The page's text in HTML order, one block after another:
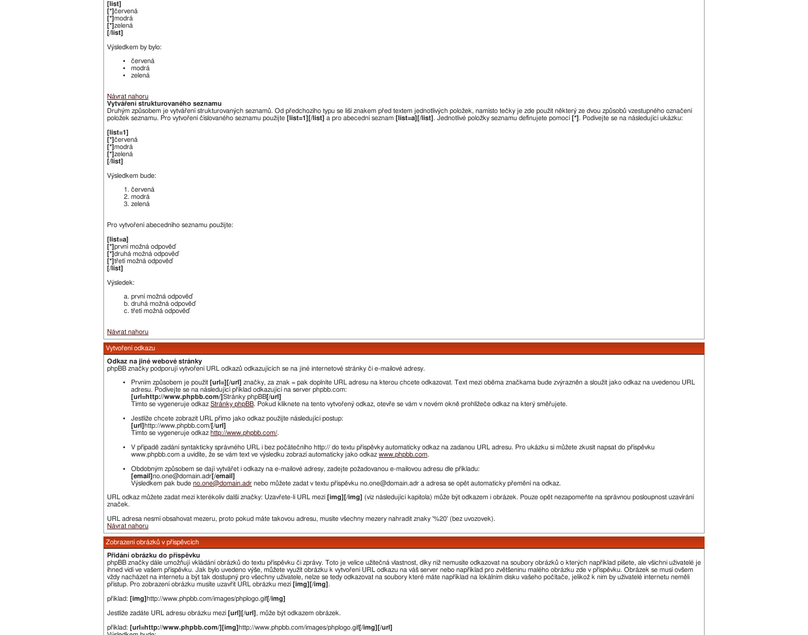
[list]
[*]červená
[*]modrá
[*]zelená
[/list]
Výsledkem by bylo:
červená
modrá
zelená
Návrat nahoru
Vytváření strukturovaného seznamu
Druhým způsobem je vytváření strukturovaných seznamů. Od předchozího typu se liší znakem před textem jednotlivých položek, namísto tečky je zde použit některý ze dvou způsobů vzestupného označení
položek seznamu. Pro vytvoření číslovaného seznamu použijte [list=1][/list] a pro abecední seznam [list=a][/list] . Jednotlivé položky seznamu definujete pomocí [*] . Podívejte se na následující ukázku:
[list=1]
[*]červená
[*]modrá
[*]zelená
[/list]
Výsledkem bude:
červená
modrá
zelená
Pro vytvoření abecedního seznamu použijte:
[list=a]
[*]první možná odpověď
[*]druhá možná odpověď
[*]třetí možná odpověď
[/list]
Výsledek:
první možná odpověď
druhá možná odpověď
třetí možná odpověď
Návrat nahoru
Vytvoření odkazu
Odkaz na jiné webové stránky
phpBB značky podporují vytvoření URL odkazů odkazujících se na jiné internetové stránky či e-mailové adresy.
Prvním způsobem je použít [url=][/url] značky, za znak = pak doplníte URL adresu na kterou chcete odkazovat. Text mezi oběma značkama bude zvýrazněn a sloužit jako odkaz na uvedenou URL
adresu. Podívejte se na následující přiklad odkazující na server phpbb.com:
[url=http://www.phpbb.com/]Stránky phpBB[/url]
Tímto se vygeneruje odkaz Stránky phpBB. Pokud kliknete na tento vytvořený odkaz, otevře se vám v novém okně prohlížeče odkaz na který směřujete.
Jestliže chcete zobrazit URL přímo jako odkaz použijte následující postup:
[url] http://www.phpbb.com/[/url]
Tímto se vygeneruje odkaz http://www.phpbb.com/.
V případě zadání syntakticky správného URL i bez počátečního http:// do textu příspěvky automaticky odkaz na zadanou URL adresu. Pro ukázku si můžete zkusit napsat do příspěvku
www.phpbb.com a uvidíte, že se vám text ve výsledku zobrazí automaticky jako odkaz www.phpbb.com.
Obdobným způsobem se dají vytvářet i odkazy na e-mailové adresy, zadejte požadovanou e-mailovou adresu dle příkladu:
[email]no.one@domain.adr[/email]
Výsledkem pak bude no.one@domain.adr nebo můžete zadat v textu příspěvku no.one@domain.adr a adresa se opět automaticky přemění na odkaz.
URL odkaz můžete zadat mezi kterékoliv další značky: Uzavřete-li URL mezi [img][/img] (viz následující kapitola) může být odkazem i obrázek. Pouze opět nezapomeňte na správnou posloupnost uzavírání
značek.
URL adresa nesmí obsahovat mezeru, proto pokud máte takovou adresu, musíte všechny mezery nahradit znaky '%20' (bez uvozovek).
Návrat nahoru
Zobrazení obrázků v příspěvcích
Přidání obrázku do příspěvku
phpBB značky dále umožňují vkládání obrázků do textu příspěvku či zprávy. Toto je velice užitečná vlastnost, díky níž nemusíte odkazovat na soubory obrázků o kterých například píšete, ale všichni uživatelé je
ihned vidí ve vašem příspěvku. Jak bylo uvedeno výše, můžete využít obrázku k vytvoření URL odkazu na váš server nebo například pro zvětšeninu malého obrázku zde v příspěvku. Obrázek se musí ovšem
vždy nacházet na internetu a být tak dostupný pro všechny uživatele, nelze se tedy odkazovat na soubory které máte například na lokálním disku vašeho počítače, jelikož k nim by uživatelé internetu neměli
přístup. Pro zobrazení obrázku musíte uzavřít URL obrázku mezi [img][/img] .
příklad: [img] http://www.phpbb.com/images/phplogo.gif[/img]
Jestliže zadáte URL adresu obrázku mezi [url][/url] , může být odkazem obrázek.
příklad: [url=http://www.phpbb.com/][img] http://www.phpbb.com/images/phplogo.gif[/img][/url]